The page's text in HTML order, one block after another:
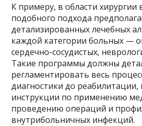
К примеру, в области хирургии
подобного подхода
детализированных лечебных
каждой категории больных —
сердечно-сосудистых,
Такие программы должны
регламентировать весь
диагностики до реабилитации,
инструкции по применению
проведению операций и
внутрибольничных инфекций.